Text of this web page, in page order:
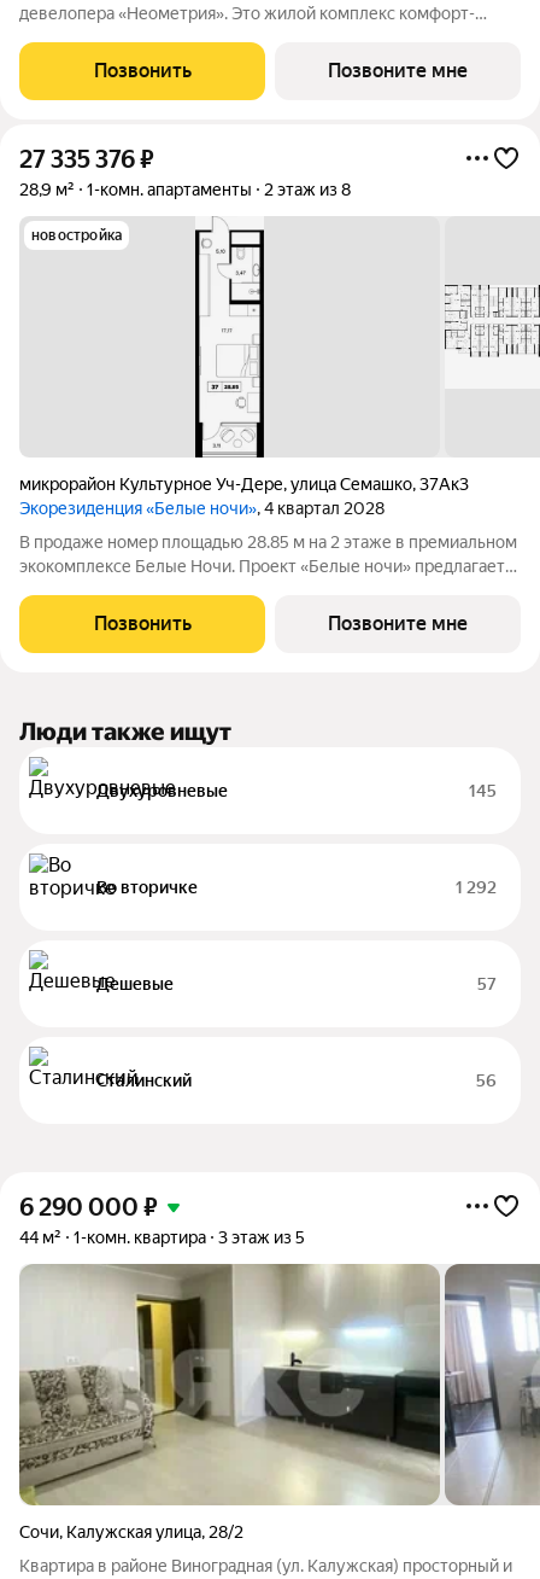
девелопера «Неометрия». Это жилой комплекс комфорт-
постарались максимально сохранить окружающую флору и
фауну. Теплое море, горы, целебные
Позвонить Позвоните мне
27 335 376₽
28,9 м² 1-комн. апартаменты 2 этаж из 8
новостройка
микрорайон Культурное Уч-Дере,улица Семашко,37Ак3
Экорезиденция «Белые ночи», 4 квартал 2028
В продаже номер площадью 28.85 м на 2 этаже в премиальном
экокомплексе Белые Ночи. Проект «Белые ночи» предлагает
поддерживает долголетие. Всё устроено так, чтобы телу было
легко включаться в
Позвонить Позвоните мне
Люди также ищут
Двухуровневые 145
Во вторичке 1 292
Дешевые 57
Сталинский 56
6 290 000 ₽
44 м² 1-комн. квартира 3 этаж из 5
Сочи, Калужская улица, 28/2
Квартира в районе Виноградная (ул. Калужская) просторный и